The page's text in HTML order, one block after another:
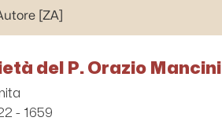
[ZA]
del P. Orazio Mancini
- 1659